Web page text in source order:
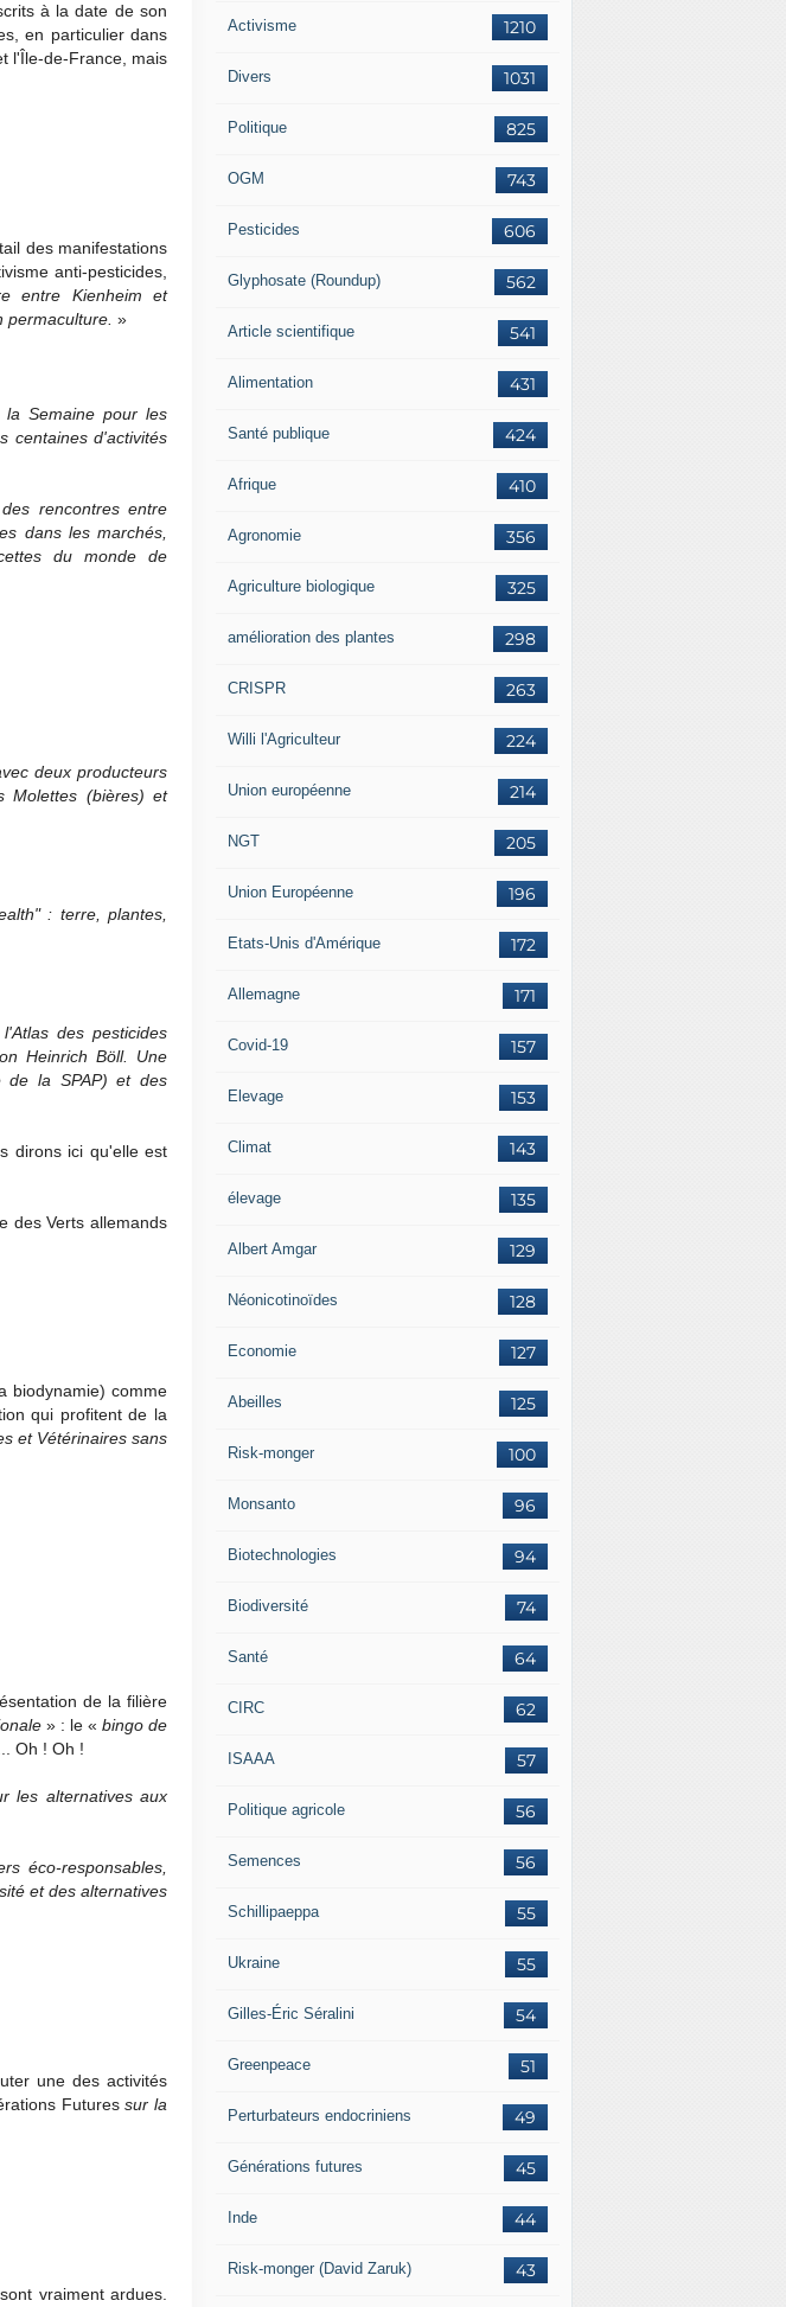
à la date de son
en particulier dans
l'Île-de-France, mais
des manifestations
anti-pesticides,
entre Kienheim et
permaculture. »
Semaine pour les
centaines d'activités
rencontres entre
dans les marchés,
du monde de
deux producteurs
Molettes (bières) et
: terre, plantes,
des pesticides
Heinrich Böll. Une
de la SPAP) et des
dirons ici qu'elle est
des Verts allemands
biodynamie) comme
qui profitent de la
et Vétérinaires sans
de la filière
» : le « bingo de
Oh ! Oh !
les alternatives aux
éco-responsables,
et des alternatives
une des activités
Futuressur la
vraiment ardues.
1210
Activisme
1031
Divers
825
Politique
743
OGM
606
Pesticides
562
Glyphosate (Roundup)
541
Article scientifique
431
Alimentation
424
Santé publique
410
Afrique
356
Agronomie
325
Agriculture biologique
298
amélioration des plantes
263
CRISPR
224
Willi l'Agriculteur
214
Union européenne
205
NGT
196
Union Européenne
172
Etats-Unis d'Amérique
171
Allemagne
157
Covid-19
153
Elevage
143
Climat
135
élevage
129
Albert Amgar
128
Néonicotinoïdes
127
Economie
125
Abeilles
100
Risk-monger
96
Monsanto
94
Biotechnologies
74
Biodiversité
64
Santé
62
CIRC
57
ISAAA
56
Politique agricole
56
Semences
55
Schillipaeppa
55
Ukraine
54
Gilles-Éric Séralini
51
Greenpeace
49
Perturbateurs endocriniens
45
Générations futures
44
Inde
43
Risk-monger (David Zaruk)